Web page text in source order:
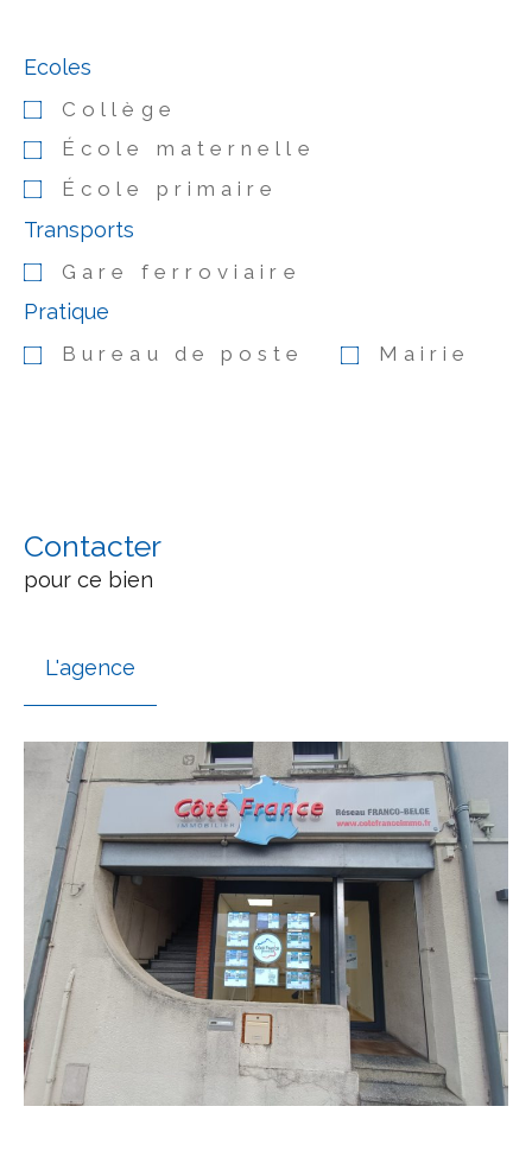
Ecoles
Collège
École maternelle
École primaire
Transports
Gare ferroviaire
Pratique
Bureau de poste Mairie
Contacter
pour ce bien
L'agence